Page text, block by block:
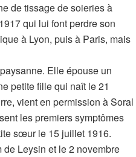
de tissage de soieries à
qui lui font perdre son
à Lyon, puis à Paris, mais
Elle épouse un
petite fille qui naît le 21
vient en permission à Soral
les premiers symptômes
sœur le 15 juillet 1916.
de Leysin et le 2 novembre